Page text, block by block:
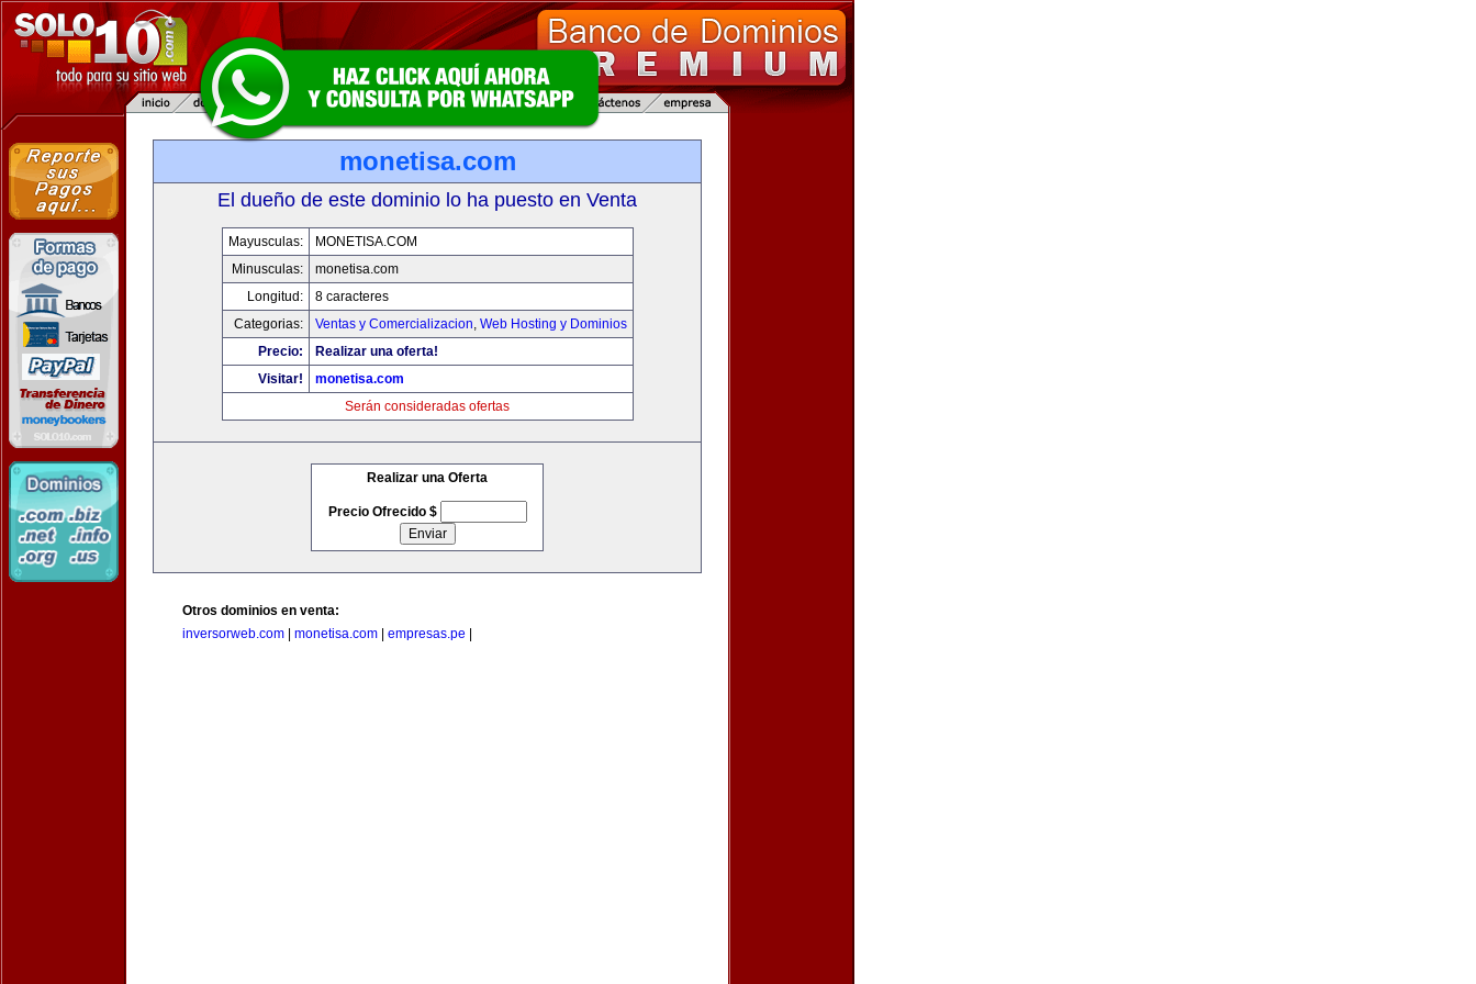
monetisa.com
El dueño de este dominio lo ha puesto en Venta
Mayusculas:
MONETISA.COM
Minusculas:
monetisa.com
Longitud:
8 caracteres
Categorias:
Ventas y Comercializacion, Web Hosting y Dominios
Precio:
Realizar una oferta!
Visitar!
monetisa.com
Serán consideradas ofertas
Realizar una Oferta
Precio Ofrecido $
Otros dominios en venta:
inversorweb.com
monetisa.com empresas.pe